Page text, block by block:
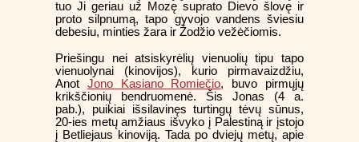
tuo Ji geriau už Mozę suprato Dievo šlovę ir
proto silpnumą, tapo gyvojo vandens šviesiu
debesiu, minties žara ir Žodžio vežėčiomis.
Priešingu nei atsiskyrėlių vienuolių tipu tapo
vienuolynai (kinovijos), kurio pirmavaizdžiu,
Anot Jono Kasiano Romiečio, buvo pirmųjų
krikščionių bendruomenė. Šis Jonas (4 a.
pab.), puikiai išsilavinęs turtingų tėvų sūnus,
20-ies metų amžiaus išvyko į Palestiną ir įstojo
į Betliejaus kinoviją. Tada po dviejų metų, apie